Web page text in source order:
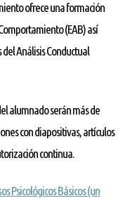
ofrece una formación
(EAB) así
del Análisis Conductual
alumnado serán más de
con diapositivas, artículos
continua.
Psicológicos Básicos (un